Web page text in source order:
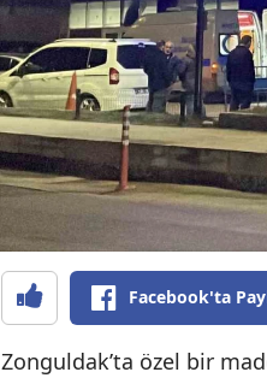
Facebook'ta
Zonguldak’ta özel bir